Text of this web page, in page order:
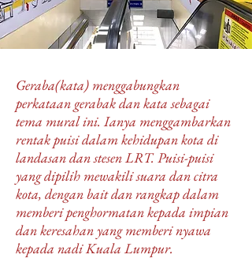
Geraba(kata) menggabungkan
perkataan gerabak dan kata sebagai
tema mural ini. Ianya menggambarkan
rentak puisi dalam kehidupan kota di
landasan dan stesen LRT. Puisi-puisi
yang dipilih mewakili suara dan citra
kota, dengan bait dan rangkap dalam
memberi penghormatan kepada impian
dan keresahan yang memberi nyawa
kepada nadi Kuala Lumpur.